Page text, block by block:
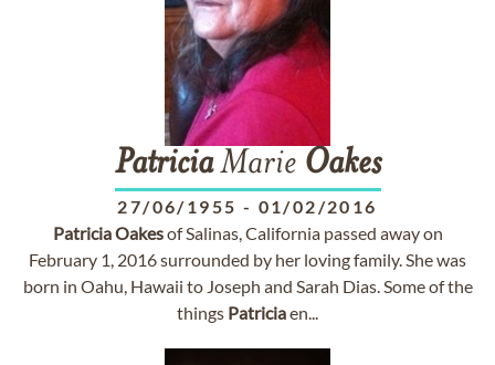
PatriciaMarie Oakes
27/06/1955 - 01/02/2016
PatriciaOakesof Salinas, California passed away on
February 1, 2016 surrounded by her loving family. She was
born in Oahu, Hawaii to Joseph and Sarah Dias. Some of the
things Patriciaen...